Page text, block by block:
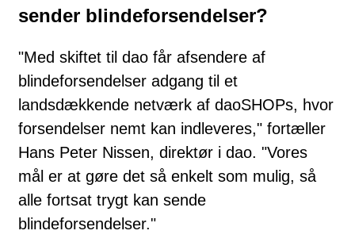
sender blindeforsendelser?
"Med skiftet til dao får afsendere af
blindeforsendelser adgang til et
landsdækkende netværk af daoSHOPs, hvor
forsendelser nemt kan indleveres," fortæller
Hans Peter Nissen, direktør i dao. "Vores
mål er at gøre det så enkelt som mulig, så
alle fortsat trygt kan sende
blindeforsendelser."